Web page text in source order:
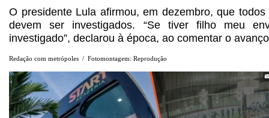
O presidente Lula afirmou, em dezembro, que
devem ser investigados. “Se tiver filho meu
investigado”, declarou à época, ao comentar o
Redação com metrópoles / Fotomontagem: Reprodução